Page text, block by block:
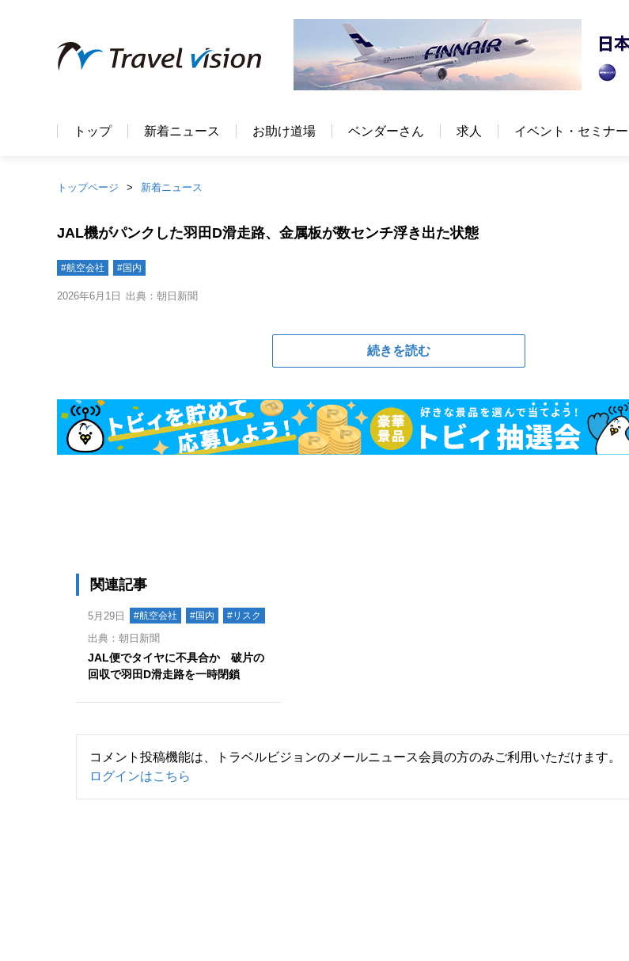
トップ 新着ニュース お助け道場 ベンダーさん 求人 イベント・セミナー
トップページ 新着ニュース
JAL機がパンクした羽田D滑走路、金属板が数センチ浮き出た状態
#航空会社 #国内
2026年6月1日 出典：朝日新聞
続きを読む
関連記事
5月29日 #航空会社 #国内 #リスク
出典：朝日新聞
JAL便でタイヤに不具合か 破片の
回収で羽田D滑走路を一時閉鎖
コメント投稿機能は、トラベルビジョンのメールニュース会員の方のみご利用いただけます。
ログインはこちら